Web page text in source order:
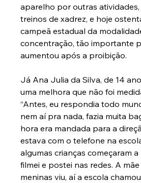
aparelho por outras
treinos de xadrez, e hoje
campeã estadual da
concentração, tão importante
aumentou após a proibição.
Já Ana Julia da Silva, de 14
uma melhora que não foi
“Antes, eu respondia todo
nem aí pra nada, fazia muita
hora era mandada para a
estava com o telefone na
algumas crianças começaram a
filmei e postei nas redes. A
meninas viu, aí a escola